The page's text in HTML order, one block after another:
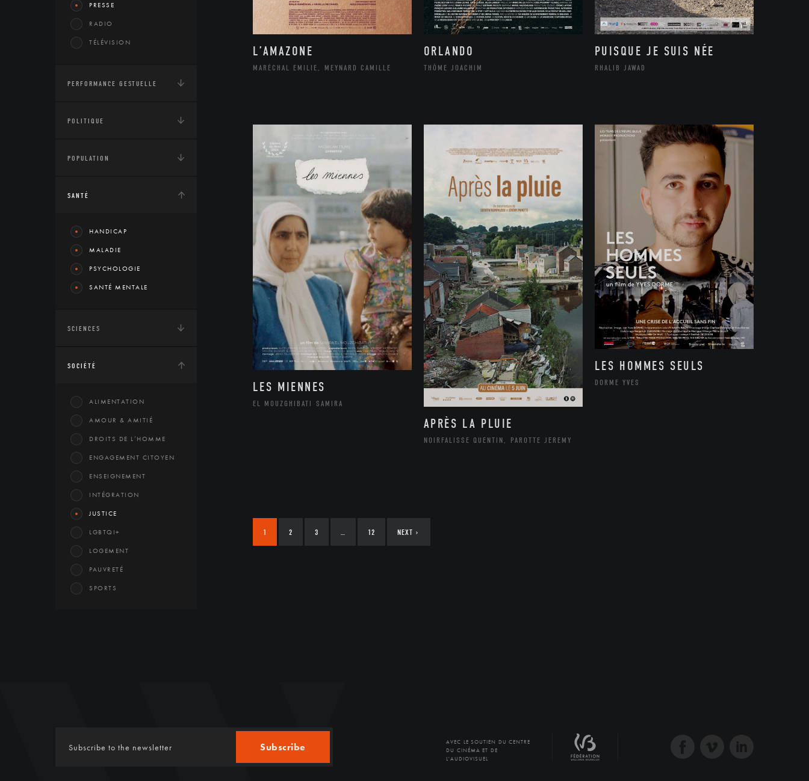
PRESSE
RADIO
TÉLÉVISION
PERFORMANCE GESTUELLE
POLITIQUE
POPULATION
SANTÉ
HANDICAP
MALADIE
PSYCHOLOGIE
SANTÉ MENTALE
SCIENCES
SOCIÉTÉ
ALIMENTATION
AMOUR & AMITIÉ
DROITS DE L’HOMME
ENGAGEMENT CITOYEN
ENSEIGNEMENT
INTÉGRATION
JUSTICE
LGBTQI+
LOGEMENT
PAUVRETÉ
SPORTS
L’AMAZONE
MARÉCHAL EMILIE, MEYNARD CAMILLE
ORLANDO
THÔME JOACHIM
PUISQUE JE SUIS NÉE
RHALIB JAWAD
LES MIENNES
EL MOUZGHIBATI SAMIRA
APRÈS LA PLUIE
NOIRFALISSE QUENTIN, PAROTTE JEREMY
LES HOMMES SEULS
DORME YVES
1 2 3 12 NEXT ›
Subscribe
AVEC LE SOUTIEN DU CENTRE
DU CINÉMA ET DE
L'AUDIOVISUEL